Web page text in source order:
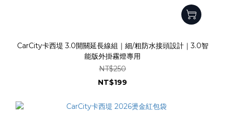
CarCity卡西堤 3.0開關延長線組｜細/粗防水接頭設計｜3.0智
能版外掛霧燈專用
NT$250
NT$199